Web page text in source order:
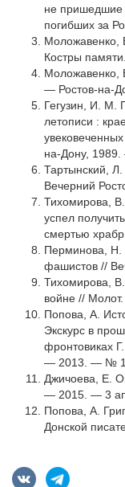
не пришедшие
погибших за
Моложавенко,
Костры
Моложавенко,
— Ростов-на-
Гегузин, И. М.
летописи :
на-Дону,
Тартынский,
Вечерний
Тихомирова,
успел
смертью
Перминова, Н.
фашистов //
Тихомирова,
войне //
Попова, А.
Экскурс в
фронтовиках
— 2013. — №
Джичоева, Е.
— 2015. — 3
Попова, А.
Донской